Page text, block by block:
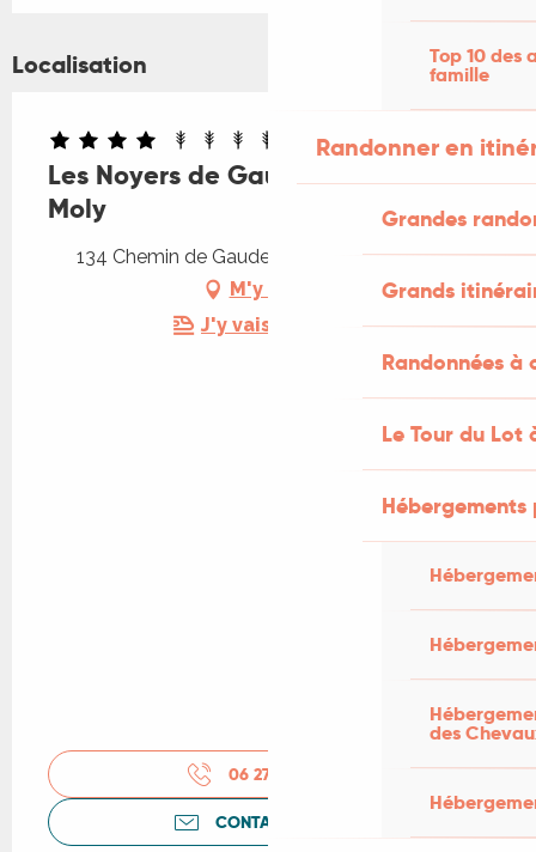
Top 10 des
famille
Randonner en
Grandes
Grands
Randonnées
Le Tour du Lot
des
Localisation
Les Noyers de Gaudelle - Gîte le
Moly
134 Chemin de Gaudelle, 46200 Saint-Sozy
M'y rendre
J'y vais en train !
06 27 34 26
CONTACTEZ-NOUS